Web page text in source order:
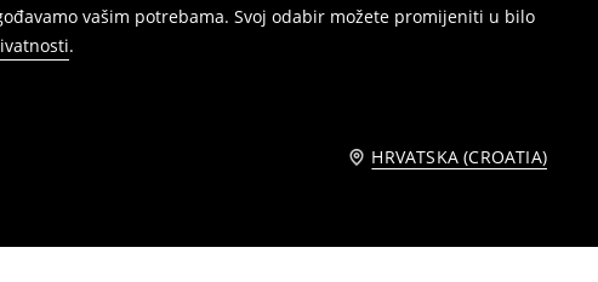
vašim potrebama. Svoj odabir možete promijeniti u bilo
.
HRVATSKA (CROATIA)